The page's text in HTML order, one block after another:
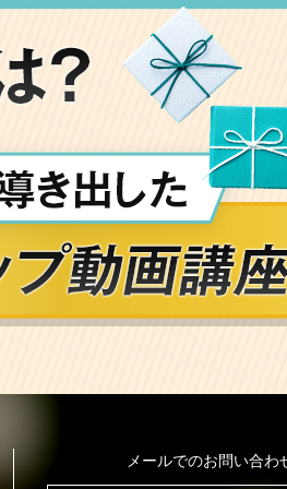
メールでのお問い合わ